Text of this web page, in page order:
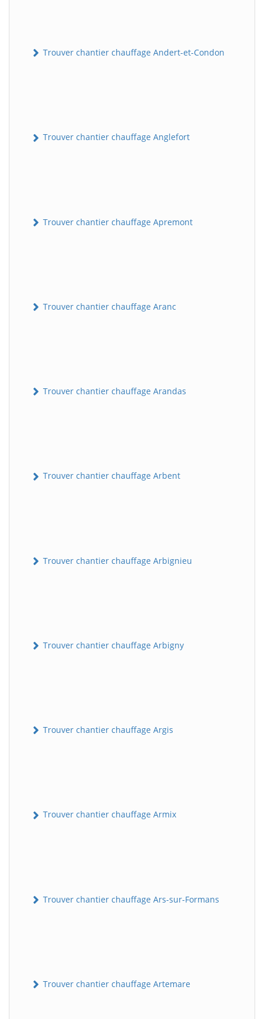
Trouver chantier chauffage Andert-et-Condon
Trouver chantier chauffage Anglefort
Trouver chantier chauffage Apremont
Trouver chantier chauffage Aranc
Trouver chantier chauffage Arandas
Trouver chantier chauffage Arbent
Trouver chantier chauffage Arbignieu
Trouver chantier chauffage Arbigny
Trouver chantier chauffage Argis
Trouver chantier chauffage Armix
Trouver chantier chauffage Ars-sur-Formans
Trouver chantier chauffage Artemare